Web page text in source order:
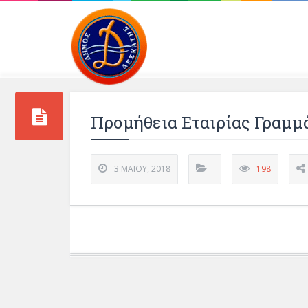
Προμήθεια Εταιρίας
3 ΜΑΪ́ΟΥ, 2018 198